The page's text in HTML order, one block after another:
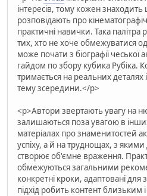
інтересів, тому кожен знаходить
розповідають про
практичні навички. Така
тих, хто не хоче обмежуватися
може почати з біографії чеської
гайдом по збору кубика Рубіка.
тримається на реальних деталях
тему зсередини.</p>
<p>Автори звертають увагу на
залишаються поза увагою в
матеріалах про знаменитостей
успіху, а й на труднощах, з
створює об'ємне враження.
обмежуються загальними
конкретні кроки, адаптовані
підхід робить контент близьким